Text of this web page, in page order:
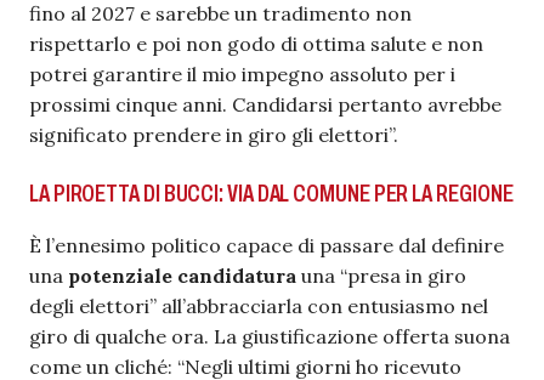
fino al 2027 e sarebbe un tradimento non
rispettarlo e poi non godo di ottima salute e non
potrei garantire il mio impegno assoluto per i
prossimi cinque anni. Candidarsi pertanto avrebbe
significato prendere in giro gli elettori”.
LA PIROETTA DI BUCCI: VIA DAL COMUNE PER LA REGIONE
È l’ennesimo politico capace di passare dal definire
una potenziale candidatura una “presa in giro
degli elettori” all’abbracciarla con entusiasmo nel
giro di qualche ora. La giustificazione offerta suona
come un cliché: “Negli ultimi giorni ho ricevuto